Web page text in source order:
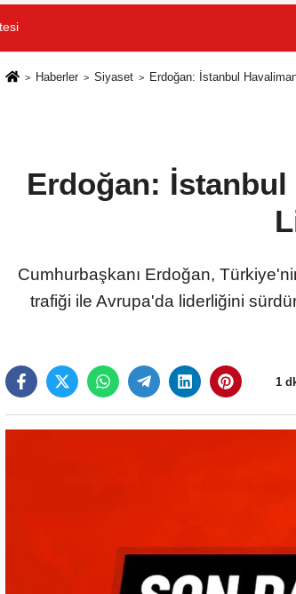
Haberler Siyaset Erdoğan: İstanbul
Erdoğan: İstanbul
Cumhurbaşkanı Erdoğan,
trafiği ile Avrupa'da liderliğini
1